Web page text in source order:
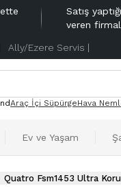
Satış
veren
Ally/Ezere Servis |
Araç İçi SüpürgeHava
Ev ve Yaşam
Quatro Fsm1453 Ultra